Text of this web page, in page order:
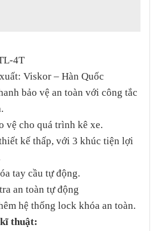
4T
Viskor – Hàn Quốc
bảo vệ an toàn với công tắc
vệ cho quá trình kê xe.
kế thấp, với 3 khúc tiện lợi
tay cầu tự động.
an toàn tự động
hệ thống lock khóa an toàn.
thuật: